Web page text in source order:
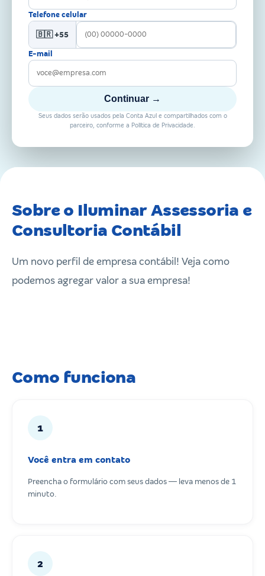
Telefone celular
🇧🇷 +55
E-mail
Continuar →
Seus dados serão usados pela Conta Azul e compartilhados com o
parceiro, conforme a Política de Privacidade.
Sobre o Iluminar Assessoria e
Consultoria Contábil
Um novo perfil de empresa contábil! Veja como
podemos agregar valor a sua empresa!
Como funciona
1
Você entra em contato
Preencha o formulário com seus dados — leva menos de 1
minuto.
2